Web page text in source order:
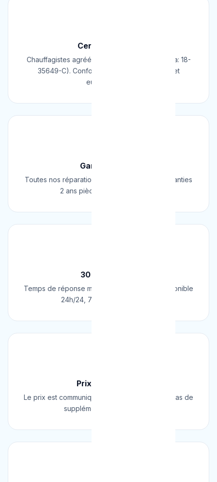
Certifié & Agréé
Chauffagistes agréés Cerga/Cedicol (N° Cerga: 18-
35649-C). Conformes aux normes belges et
européennes.
Garantie 2 Ans
Toutes nos réparations et installations sont garanties
2 ans pièces et main d'œuvre.
30 Min Chrono
Temps de réponse moyen de 30 minutes. Disponible
24h/24, 7j/7, 365 jours par an.
Prix Fixe Garanti
Le prix est communiqué AVANT l'intervention. Pas de
supplément surprise, jamais.